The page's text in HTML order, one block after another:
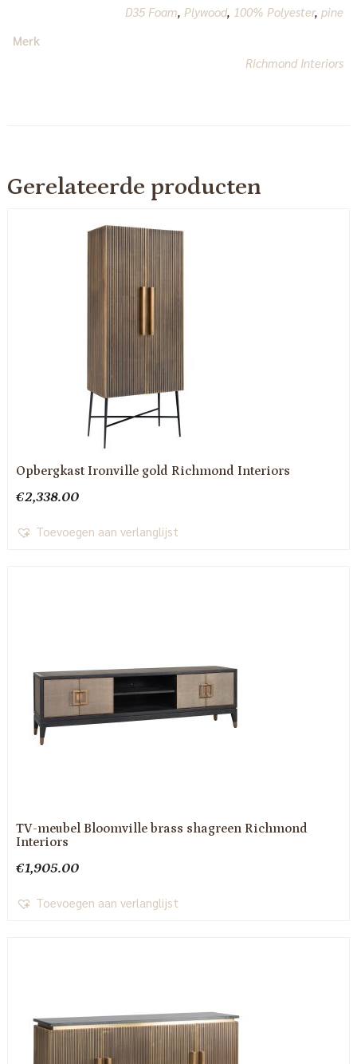
D35 Foam, Plywood, 100% Polyester,pine
Merk
Richmond Interiors
Gerelateerde producten
Opbergkast Ironville gold Richmond Interiors
€2,338.00
Toevoegen aan verlanglijst
TV-meubel Bloomville brass shagreen Richmond
Interiors
€1,905.00
Toevoegen aan verlanglijst